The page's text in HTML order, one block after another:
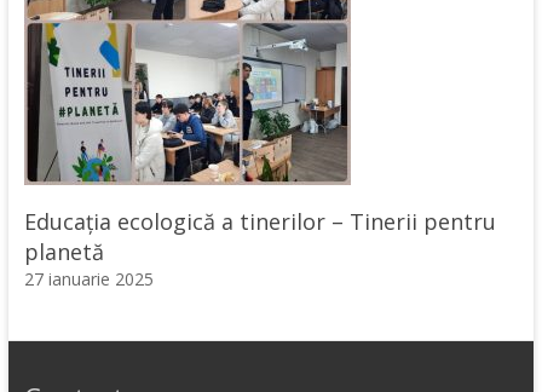
Educația ecologică a tinerilor – Tinerii pentru
planetă
27 ianuarie 2025